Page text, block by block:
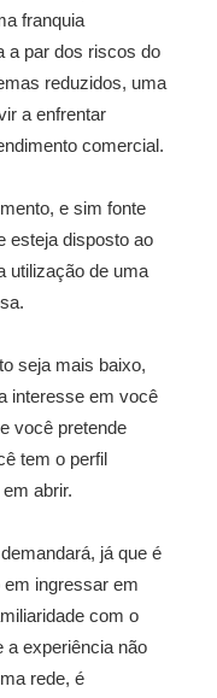
franquia
a par dos riscos do
reduzidos, uma
a enfrentar
comercial.
e sim fonte
esteja disposto ao
utilização de uma
seja mais baixo,
interesse em você
você pretende
tem o perfil
abrir.
já que é
ingressar em
com o
a experiência não
rede, é